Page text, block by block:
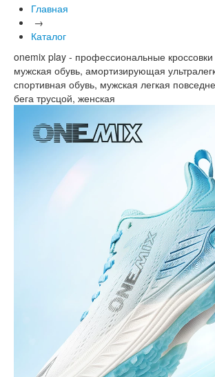
Главная
→
Каталог
onemix play - профессиональные кроссовки
мужская обувь, амортизирующая
спортивная обувь, мужская легкая
бега трусцой, женская